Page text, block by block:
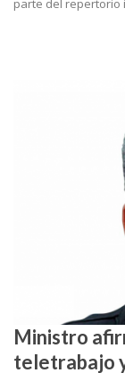
parte del repertorio
Ministro
teletrabajo